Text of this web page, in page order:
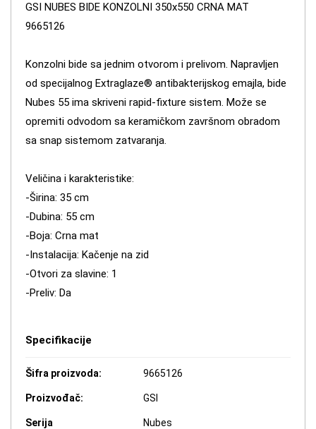
GSI NUBES BIDE KONZOLNI 350x550 CRNA MAT
9665126
Konzolni bide sa jednim otvorom i prelivom. Napravljen
od specijalnog Extraglaze® antibakterijskog emajla, bide
Nubes 55 ima skriveni rapid-fixture sistem. Može se
opremiti odvodom sa keramičkom završnom obradom
sa snap sistemom zatvaranja.
Veličina i karakteristike:
-Širina: 35 cm
-Dubina: 55 cm
-Boja: Crna mat
-Instalacija: Kačenje na zid
-Otvori za slavine: 1
-Preliv: Da
Specifikacije
Šifra proizvoda: 9665126
Proizvođač: GSI
Serija Nubes